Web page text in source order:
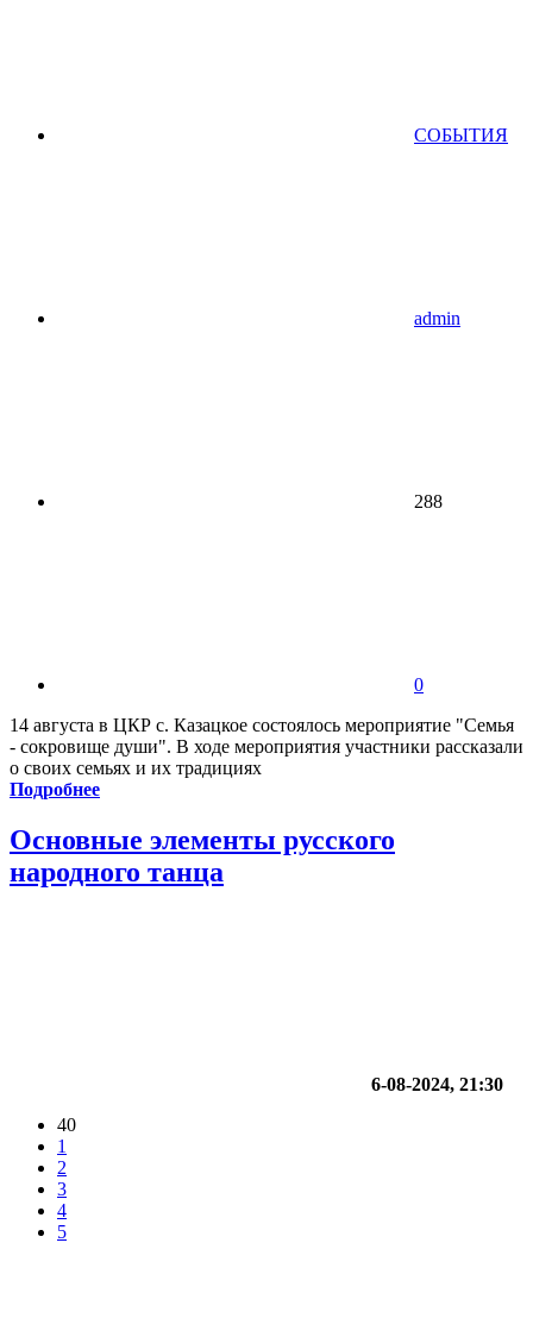
СОБЫТИЯ
admin
288
0
14 августа в ЦКР с. Казацкое состоялось мероприятие "Семья
- сокровище души". В ходе мероприятия участники рассказали
о своих семьях и их традициях
Подробнее
Основные элементы русского
народного танца
6-08-2024, 21:30
40
1
2
3
4
5